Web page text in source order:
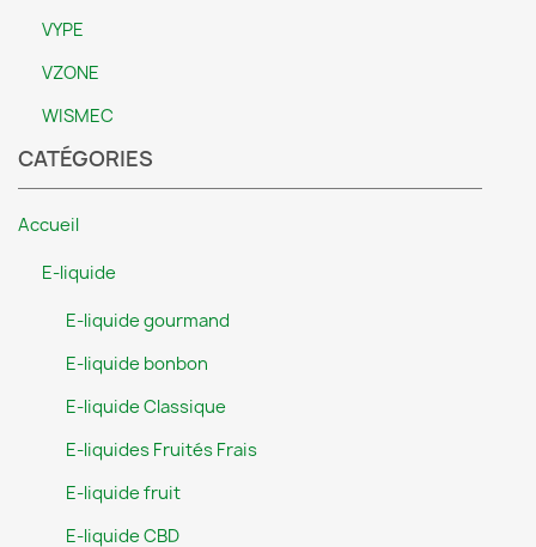
VYPE
VZONE
WISMEC
CATÉGORIES
Accueil
E-liquide
E-liquide gourmand
E-liquide bonbon
E-liquide Classique
E-liquides Fruités Frais
E-liquide fruit
E-liquide CBD